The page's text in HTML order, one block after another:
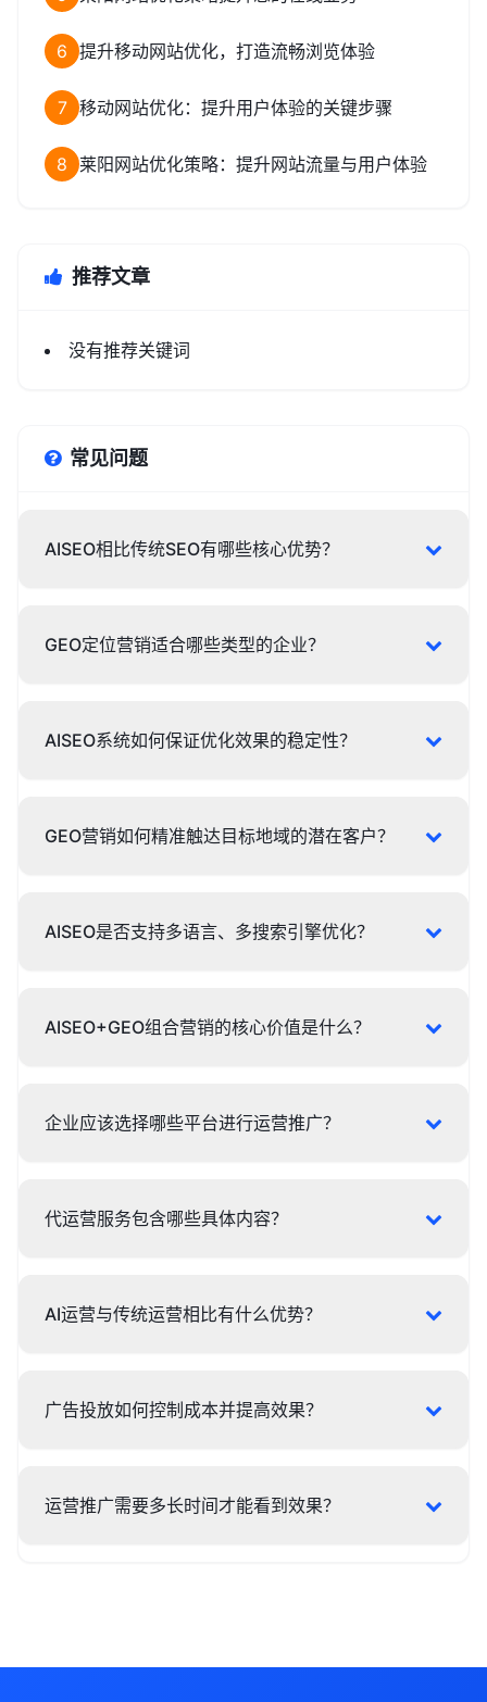
6 提升移动网站优化，打造流畅浏览体验
7 移动网站优化：提升用户体验的关键步骤
8 莱阳网站优化策略：提升网站流量与用户体验
推荐文章
没有推荐关键词
常见问题
AISEO相比传统SEO有哪些核心优势？
GEO定位营销适合哪些类型的企业？
AISEO系统如何保证优化效果的稳定性？
GEO营销如何精准触达目标地域的潜在客户？
AISEO是否支持多语言、多搜索引擎优化？
AISEO+GEO组合营销的核心价值是什么？
企业应该选择哪些平台进行运营推广？
代运营服务包含哪些具体内容？
AI运营与传统运营相比有什么优势？
广告投放如何控制成本并提高效果？
运营推广需要多长时间才能看到效果？